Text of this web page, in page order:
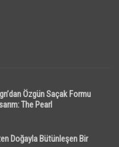
Özgün Saçak Formu
The Pearl
Doğayla Bütünleşen Bir